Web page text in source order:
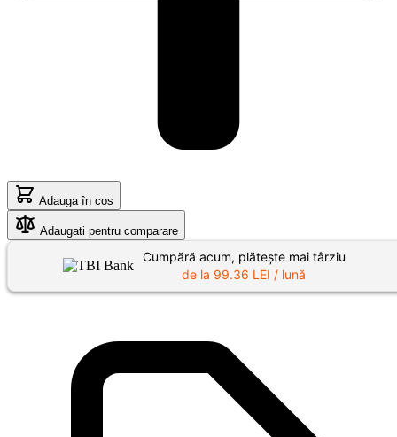
Adauga în cos
Adaugati pentru comparare
Cumpără acum, plătește mai târziu
de la 99.36 LEI / lună